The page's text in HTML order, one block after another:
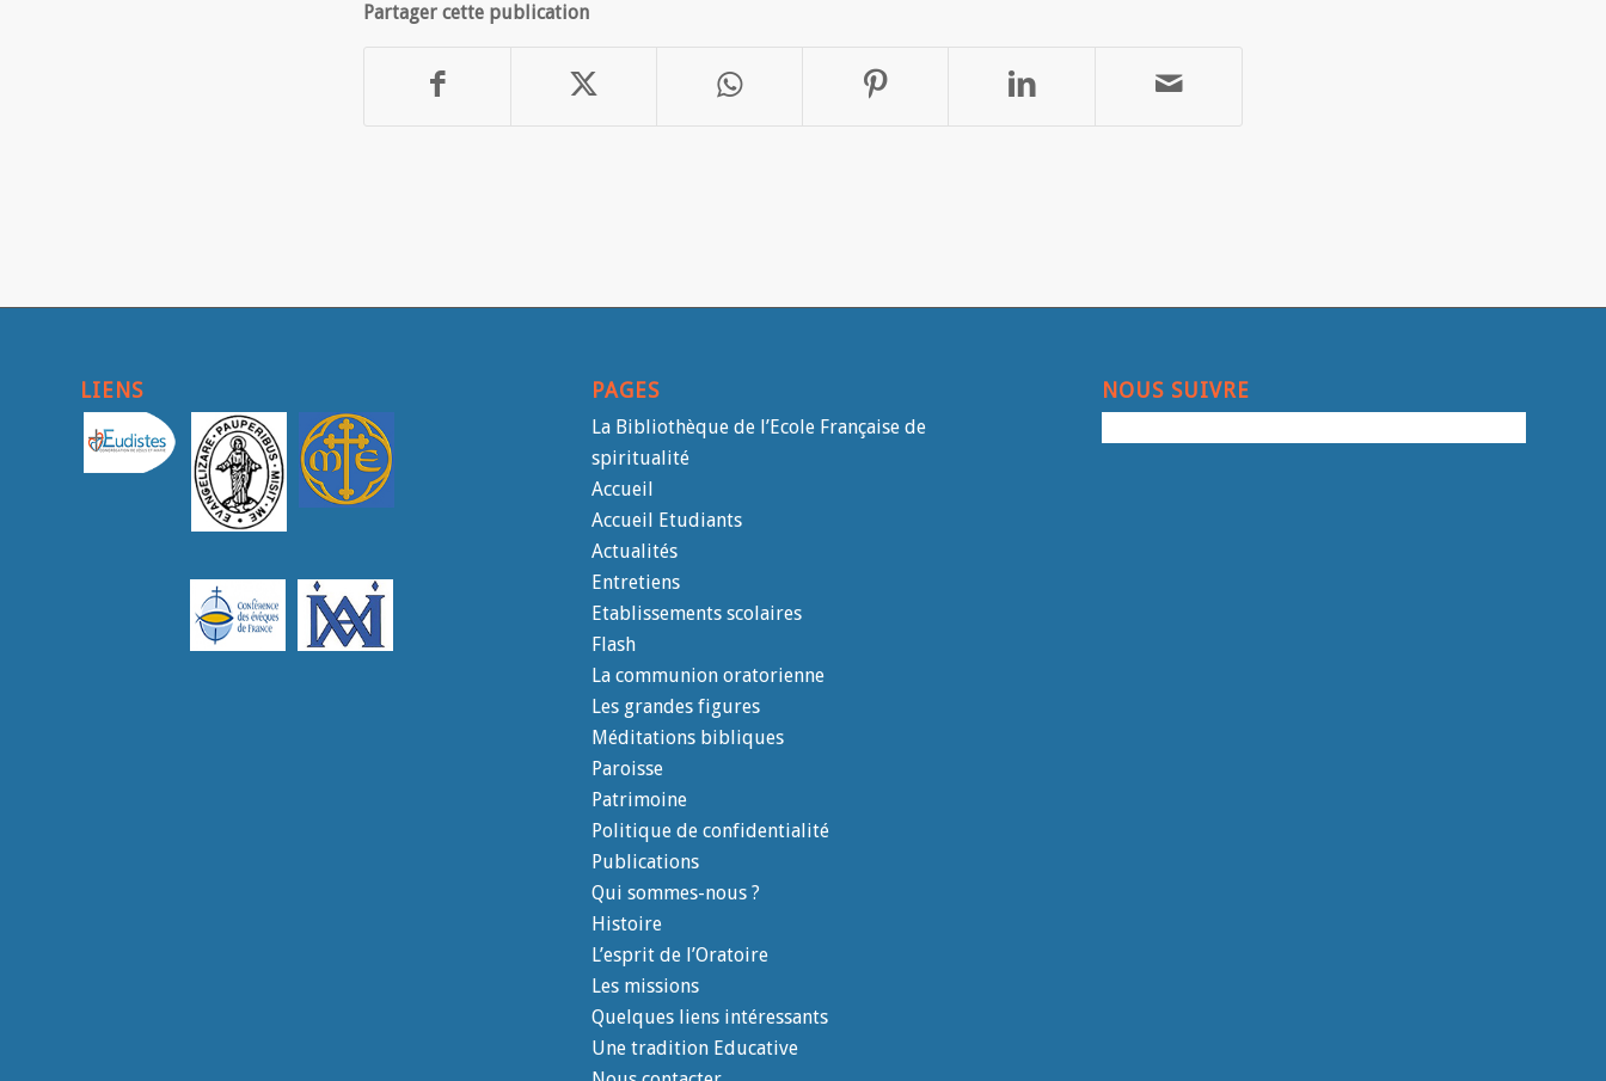
Partager cette publication
LIENS PAGES
La Bibliothèque de l’Ecole Française de
spiritualité
Accueil
Accueil Etudiants
Actualités
Entretiens
Etablissements scolaires
Flash
La communion oratorienne
Les grandes figures
Méditations bibliques
Paroisse
Patrimoine
Politique de confidentialité
Publications
Qui sommes-nous ?
Histoire
L’esprit de l’Oratoire
Les missions
Quelques liens intéressants
Une tradition Educative
NOUS SUIVRE